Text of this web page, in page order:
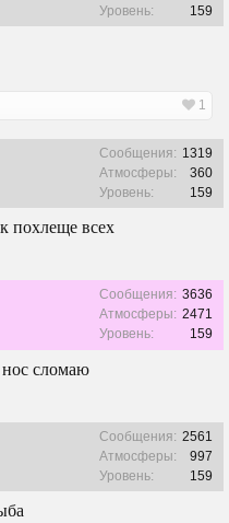
Уровень:
159
1
Сообщения: 1319
Атмосферы:
360
Уровень:
159
похлеще всех
Сообщения: 3636
Атмосферы: 2471
Уровень:
159
сломаю
Сообщения: 2561
Атмосферы:
997
Уровень:
159